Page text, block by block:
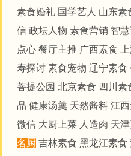
素食婚礼 国学艺人 山东素
信 政坛人物 素食营销 智
点心 餐厅主推 广西素食
寿探讨 素食宠物 辽宁素食
菩提公园 北京素食 四川素
品 健康汤羹 天然酱料 江
微信 大厨上菜 人造肉 天
名厨 吉林素食 黑龙江素食